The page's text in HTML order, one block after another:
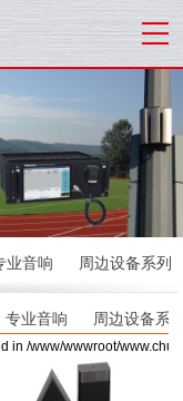
业音响 周边设备系列
专业音响 周边设备系
in /www/wwwroot/